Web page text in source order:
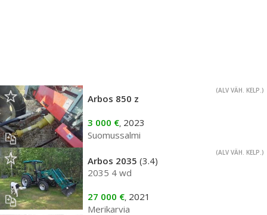
(ALV VÄH. KELP.)
Arbos 850 z
3 000 €, 2023
Suomussalmi
(ALV VÄH. KELP.)
Arbos 2035 (3.4)
2035 4 wd
27 000 €, 2021
Merikarvia